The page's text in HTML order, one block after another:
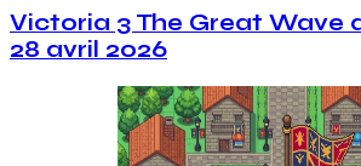
Victoria 3 The Great Wave
28 avril 2026